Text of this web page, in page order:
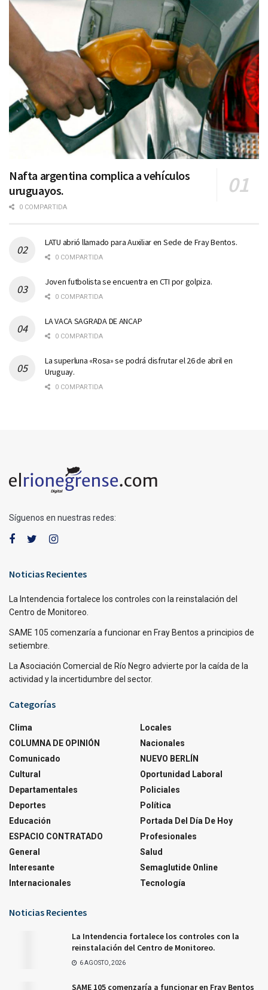
Nafta argentina complica a vehículos
uruguayos.
0 COMPARTIDA
LATU abrió llamado para Auxiliar en Sede de Fray Bentos.
0 COMPARTIDA
Joven futbolista se encuentra en CTI por golpiza.
0 COMPARTIDA
LA VACA SAGRADA DE ANCAP
0 COMPARTIDA
La superluna «Rosa» se podrá disfrutar el 26 de abril en
Uruguay.
0 COMPARTIDA
Síguenos en nuestras redes:
Noticias Recientes
La Intendencia fortalece los controles con la reinstalación del
Centro de Monitoreo.
SAME 105 comenzaría a funcionar en Fray Bentos a principios de
setiembre.
La Asociación Comercial de Río Negro advierte por la caída de la
actividad y la incertidumbre del sector.
Categorías
Clima
COLUMNA DE OPINIÓN
Comunicado
Cultural
Departamentales
Deportes
Educación
ESPACIO CONTRATADO
General
Interesante
Internacionales
Locales
Nacionales
NUEVO BERLÍN
Oportunidad Laboral
Policiales
Política
Portada Del Día De Hoy
Profesionales
Salud
Semaglutide Online
Tecnología
Noticias Recientes
La Intendencia fortalece los controles con la
reinstalación del Centro de Monitoreo.
6 AGOSTO, 2026
SAME 105 comenzaría a funcionar en Fray Bentos